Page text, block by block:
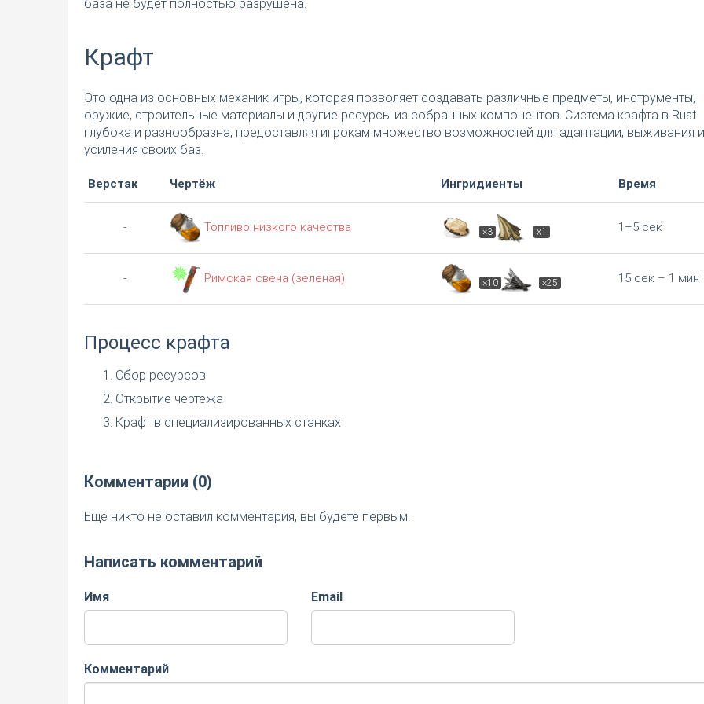
база не будет полностью разрушена.
Крафт
Это одна из основных механик игры, которая позволяет создавать различные предметы, инструменты,
оружие, строительные материалы и другие ресурсы из собранных компонентов. Система крафта в Rust
глубока и разнообразна, предоставляя игрокам множество возможностей для адаптации, выживания и
усиления своих баз.
Верстак Чертёж Ингридиенты Время
- Топливо низкого качества ×3 x1 1–5 сек
- Римская свеча (зеленая) ×10 ×25 15 сек – 1 мин
Процесс крафта
Сбор ресурсов
Открытие чертежа
Крафт в специализированных станках
Комментарии (0)
Ещё никто не оставил комментария, вы будете первым.
Написать комментарий
Имя Email
Комментарий